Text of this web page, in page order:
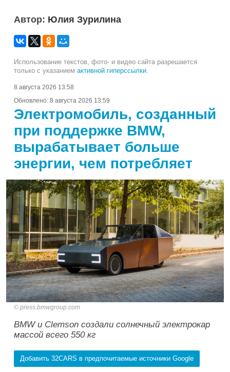
Автор: Юлия Зурилина
Использование текстов, фото- и видео сайта разрешается
только с указанием активной гиперссылки.
8 августа 2026 13:58
Обновлено: 8 августа 2026 13:59
Электромобиль, созданный
при поддержке BMW,
вырабатывает больше
энергии, чем потребляет
press.bmwgroup.com
BMW и Clemson создали солнечный электрокар
массой всего 550 кг
Добавить 32CARS в предпочитаемые источники Google